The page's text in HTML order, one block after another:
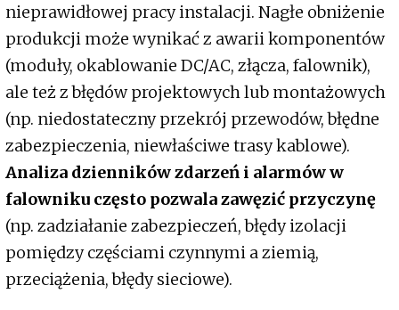
nieprawidłowej pracy instalacji. Nagłe obniżenie
produkcji może wynikać z awarii komponentów
(moduły, okablowanie DC/AC, złącza, falownik),
ale też z błędów projektowych lub montażowych
(np. niedostateczny przekrój przewodów, błędne
zabezpieczenia, niewłaściwe trasy kablowe).
Analiza dzienników zdarzeń i alarmów w
falowniku często pozwala zawęzić przyczynę
(np. zadziałanie zabezpieczeń, błędy izolacji
pomiędzy częściami czynnymi a ziemią,
przeciążenia, błędy sieciowe).